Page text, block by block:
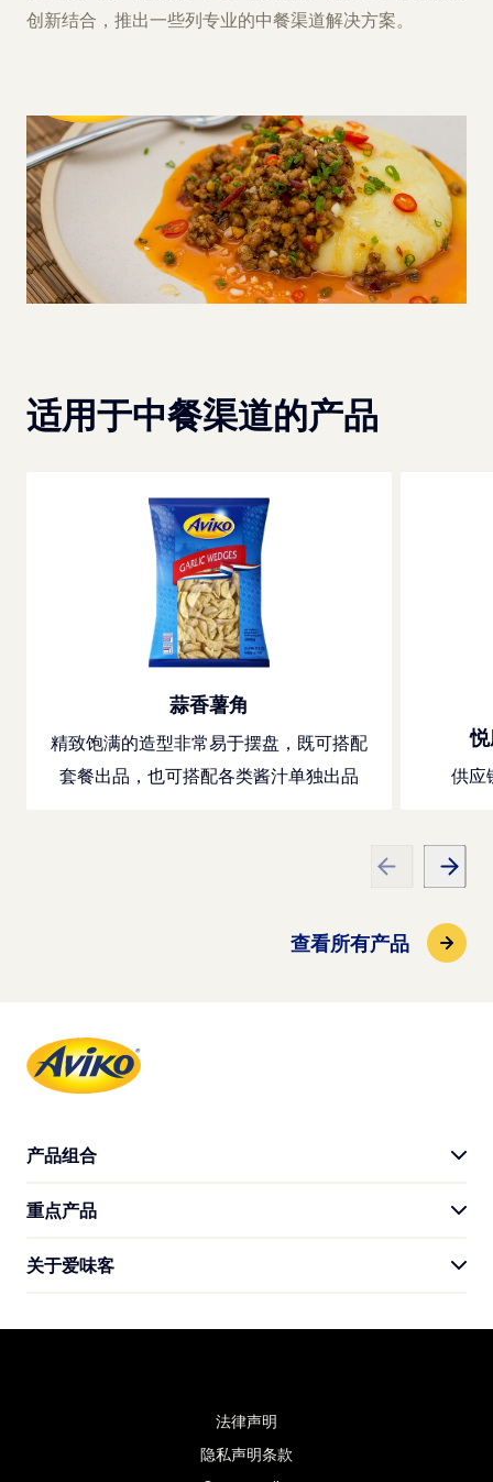
创新结合，推出一些列专业的中餐渠道解决方案。
适用于中餐渠道的产品
蒜香薯角
精致饱满的造型非常易于摆盘，既可搭配
套餐出品，也可搭配各类酱汁单独出品
供应
查看所有产品
产品组合
产品系列
重点产品
外卖
关于爱味客
我们的故事
法律声明
隐私声明条款